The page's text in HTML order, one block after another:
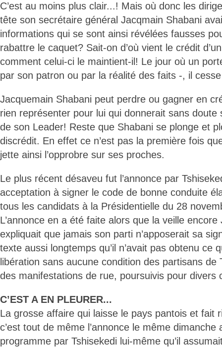
C’est au moins plus clair...! Mais où donc les
tête son secrétaire général Jacqmain Shabani
informations qui se sont ainsi révélées fausses
rabattre le caquet? Sait-on d’où vient le crédit
comment celui-ci le maintient-il! Le jour où un
par son patron ou par la réalité des faits -, il cesse
Jacquemain Shabani peut perdre ou gagner en
rien représenter pour lui qui donnerait sans doute
de son Leader! Reste que Shabani se plonge et
discrédit. En effet ce n’est pas la première fois
jette ainsi l’opprobre sur ses proches.
Le plus récent désaveu fut l’annonce par
acceptation à signer le code de bonne conduite
tous les candidats à la Présidentielle du 28
L’annonce en a été faite alors que la veille
expliquait que jamais son parti n’apposerait sa
texte aussi longtemps qu’il n’avait pas obtenu ce
libération sans aucune condition des partisans de
des manifestations de rue, poursuivis pour divers
C’EST A EN PLEURER...
La grosse affaire qui laisse le pays pantois et fait
c’est tout de même l’annonce le même
programme par Tshisekedi lui-même qu’il